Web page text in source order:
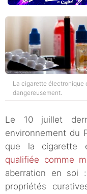
La cigarette électronique
dangereusement.
Le 10 juillet
environnement du
que la cigarette
qualifiée comme
aberration en soi
propriétés